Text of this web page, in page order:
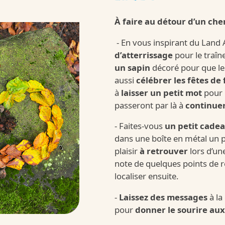
Kinder
/fr/fr/kinder-
Kinder
et-consommation-raisonnable
À faire au détour d’un
- En vous inspirant du
d’atterrissagepour le
un sapin décoré pour que
aussi célébrer les fêtes de
à laisser un petit motpour
passeront par là à
- Faites-vous un petit
dans une boîte en métal un
plaisirà retrouverlors
note de quelques points de
localiser ensuite.
-Laissez des messagesà la
pourdonner le sourire